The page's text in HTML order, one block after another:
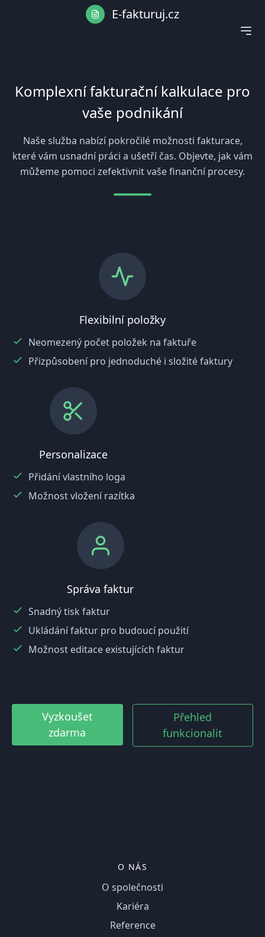
E-fakturuj.cz
Komplexní fakturační kalkulace pro
vaše podnikání
Naše služba nabízí pokročilé možnosti fakturace,
které vám usnadní práci a ušetří čas. Objevte, jak vám
můžeme pomoci zefektivnit vaše finanční procesy.
Flexibilní položky
Neomezený počet položek na faktuře
Přizpůsobení pro jednoduché i složité faktury
Personalizace
Přidání vlastního loga
Možnost vložení razítka
Správa faktur
Snadný tisk faktur
Ukládání faktur pro budoucí použití
Možnost editace existujících faktur
Vyzkoušet
zdarma
Přehled
funkcionalit
O NÁS
O společnosti
Kariéra
Reference